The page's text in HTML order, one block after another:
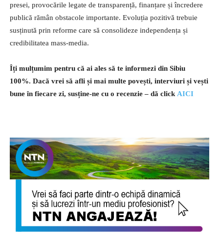
presei, provocările legate de transparență, finanțare și încredere
publică rămân obstacole importante. Evoluția pozitivă trebuie
susținută prin reforme care să consolideze independența și
credibilitatea mass-media.
Îți mulțumim pentru că ai ales să te informezi din Sibiu
100%. Dacă vrei să afli și mai multe povești, interviuri și vești
bune în fiecare zi, susține-ne cu o recenzie – dă click AICI